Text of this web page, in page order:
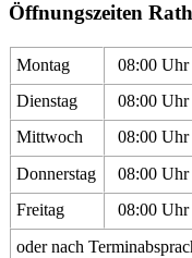
Öffnungszeiten
Montag 08:00
Dienstag
08:00
Mittwoch
08:00
Donnerstag
08:00
Freitag
08:00
oder nach